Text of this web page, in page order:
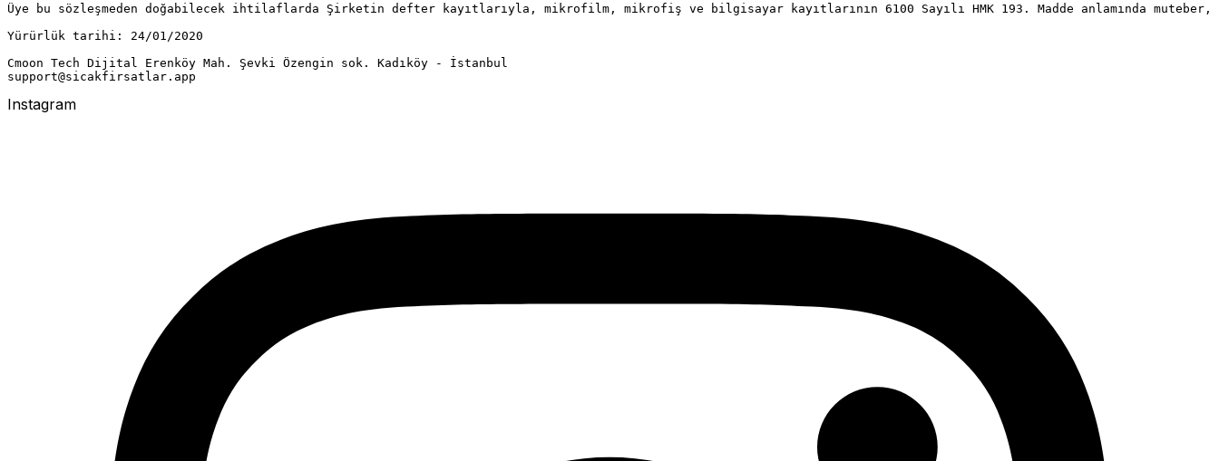
Üye bu sözleşmeden doğabilecek ihtilaflarda Şirketin defter kayıtlarıyla, mikrofilm, mikrofiş ve bilgisayar kayıtlarının 6100 Sayılı HMK 193. Madde anlamında
Yürürlük tarihi: 24/01/2020
Cmoon Tech Dijital Erenköy Mah. Şevki Özengin sok. Kadıköy - İstanbul
Instagram